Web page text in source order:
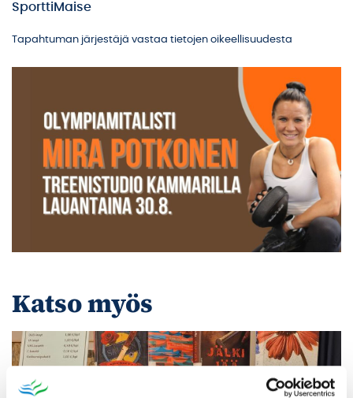
SporttiMaise
Tapahtuman järjestäjä vastaa tietojen oikeellisuudesta
Katso myös